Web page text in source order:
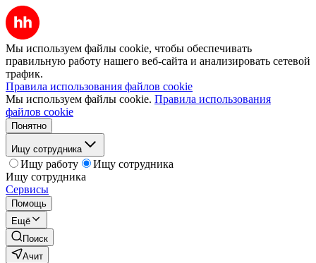
Мы используем файлы cookie, чтобы обеспечивать
правильную работу нашего веб-сайта и анализировать сетевой
трафик.
Правила использования файлов cookie
Мы используем файлы cookie. Правила использования
файлов cookie
Понятно
Ищу сотрудника
Ищу работу
Ищу сотрудника
Ищу сотрудника
Сервисы
Помощь
Ещё
Поиск
Ачит